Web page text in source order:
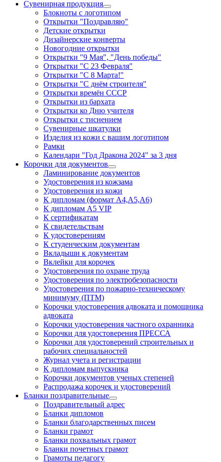
Сувенирная продукция
Блокноты с логотипом
Открытки "Поздравляю"
Детские открытки
Дизайнерские конверты
Новогодние открытки
Открытки "9 Мая", "День победы"
Открытки "С 23 Февраля"
Открытки "С 8 Марта!"
Открытки "С днём строителя"
Открытки времён СССР
Открытки из бархата
Открытки ко Дню учителя
Открытки с тиснением
Сувенирные шкатулки
Изделия из кожи с вашим логотипом
Рамки
Календари "Год Дракона 2024" за 3 дня
Корочки для документов
Ламинирование документов
Удостоверения из кожзама
Удостоверения из кожи
К дипломам (формат А4,А5,А6)
К дипломам А5 VIP
К сертификатам
К свидетельствам
К удостоверениям
К студенческим документам
Вкладыши к документам
Вклейки для корочек
Удостоверения по охране труда
Удостоверения по электробезопасности
Удостоверения по пожарно-техническому
минимуму (ПТМ)
Корочки удостоверения адвоката и помощника
адвоката
Корочки удостоверения частного охранника
Корочки для удостоверения ПРЕССА
Корочки для удостоверений строительных и
рабочих специальностей
Журнал учета и регистрации
К дипломам выпускника
Корочки документов ученых степеней
Распродажа корочек и удостоверений
Бланки поздравительные
Поздравительный адрес
Бланки дипломов
Бланки благодарственных писем
Бланки грамот
Бланки похвальных грамот
Бланки почетных грамот
Грамоты педагогу